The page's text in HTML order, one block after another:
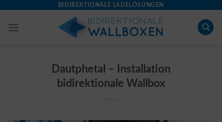
content
BIDIREKTIONALE LADELÖSUNGEN
Dautphetal – Installation
bidirektionale Wallbox